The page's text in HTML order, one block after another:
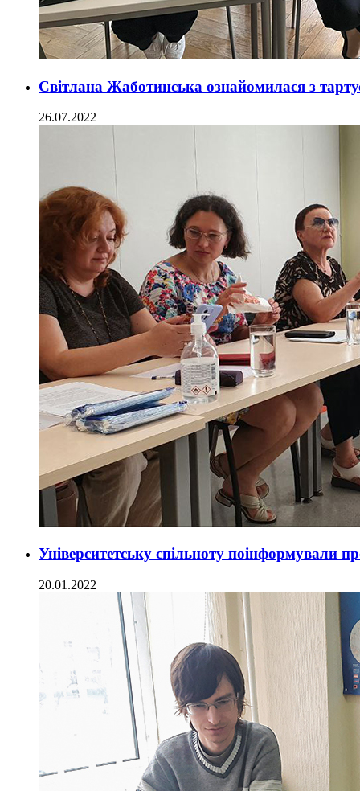
Світлана Жаботинська ознайомилася з
26.07.2022
Університетську спільноту поінформували
20.01.2022